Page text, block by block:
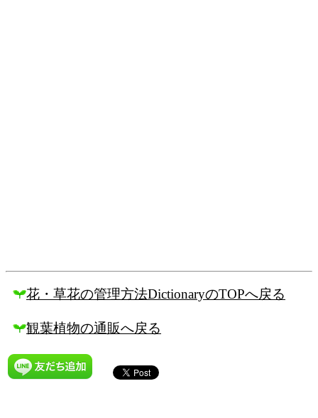
花・草花の管理方法DictionaryのTOPへ戻る
観葉植物の通販へ戻る